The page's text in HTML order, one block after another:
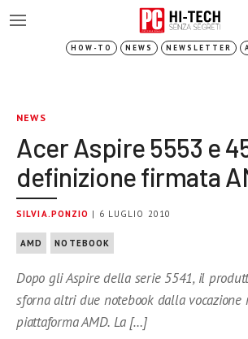
HOW-TO NEWS NEWSLETTER
NEWS
Acer Aspire 5553 e
definizione firmata
SILVIA.PONZIO | 6 LUGLIO 2010
AMD NOTEBOOK
Dopo gli Aspire della serie 5541, il
sforna altri due notebook dalla vocazione
piattaforma AMD. La […]